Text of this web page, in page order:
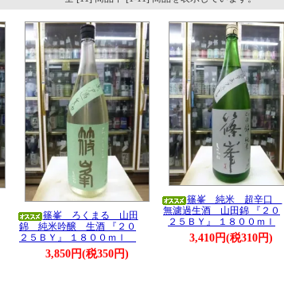
篠峯 ろくまる 山田
錦 純米吟醸 生酒 『２０
２５ＢＹ』 １８００ｍｌ
3,850円(税350円)
篠峯 純米 超辛口
無濾過生酒 山田錦 『２０
２５ＢＹ』 １８００ｍｌ
3,410円(税310円)